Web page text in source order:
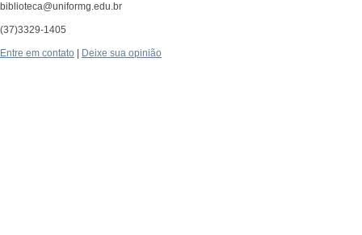
biblioteca@uniformg.edu.br
(37)3329-1405
Entre em contato Deixe sua opinião